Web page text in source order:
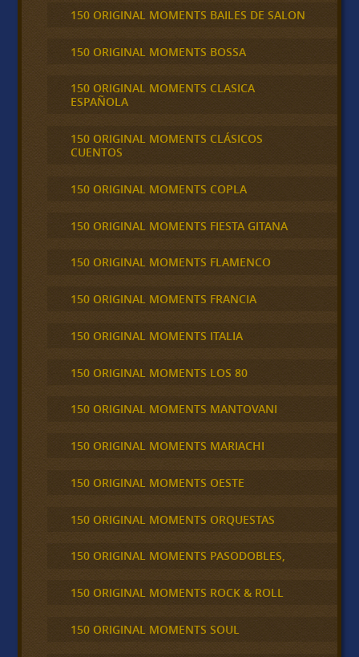
150 ORIGINAL MOMENTS BAILES DE SALON
150 ORIGINAL MOMENTS BOSSA
150 ORIGINAL MOMENTS CLASICA
ESPAÑOLA
150 ORIGINAL MOMENTS CLÁSICOS
CUENTOS
150 ORIGINAL MOMENTS COPLA
150 ORIGINAL MOMENTS FIESTA GITANA
150 ORIGINAL MOMENTS FLAMENCO
150 ORIGINAL MOMENTS FRANCIA
150 ORIGINAL MOMENTS ITALIA
150 ORIGINAL MOMENTS LOS 80
150 ORIGINAL MOMENTS MANTOVANI
150 ORIGINAL MOMENTS MARIACHI
150 ORIGINAL MOMENTS OESTE
150 ORIGINAL MOMENTS ORQUESTAS
150 ORIGINAL MOMENTS PASODOBLES,
150 ORIGINAL MOMENTS ROCK & ROLL
150 ORIGINAL MOMENTS SOUL